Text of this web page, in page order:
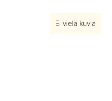
Ei vielä kuvia